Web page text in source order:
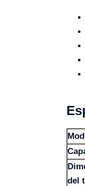
del